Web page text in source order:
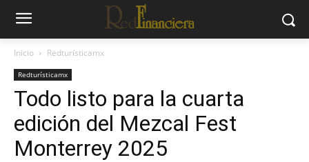
Inicio Redturísticamx
Redturísticamx
Todo listo para la cuarta
edición del Mezcal Fest
Monterrey 2025